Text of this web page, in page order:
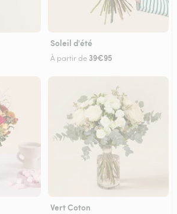
Soleil d'été
À partir de 39€95
Vert Coton